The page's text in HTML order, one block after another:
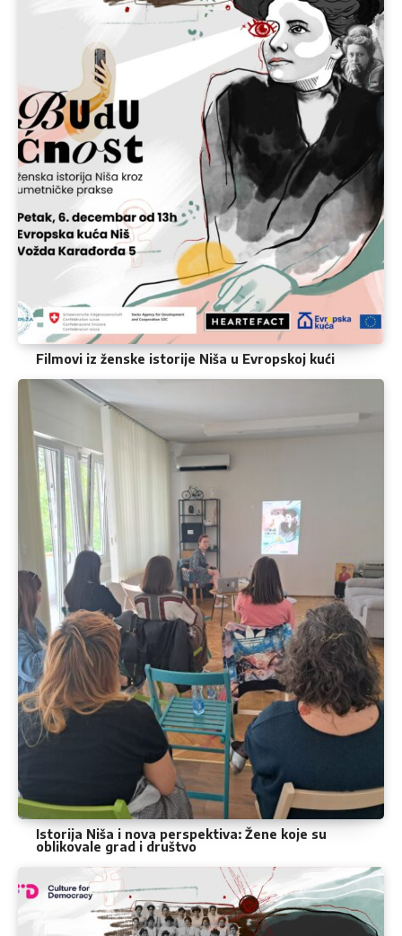
Filmovi iz ženske istorije Niša u Evropskoj kući
Istorija Niša i nova perspektiva: Žene koje su
oblikovale grad i društvo